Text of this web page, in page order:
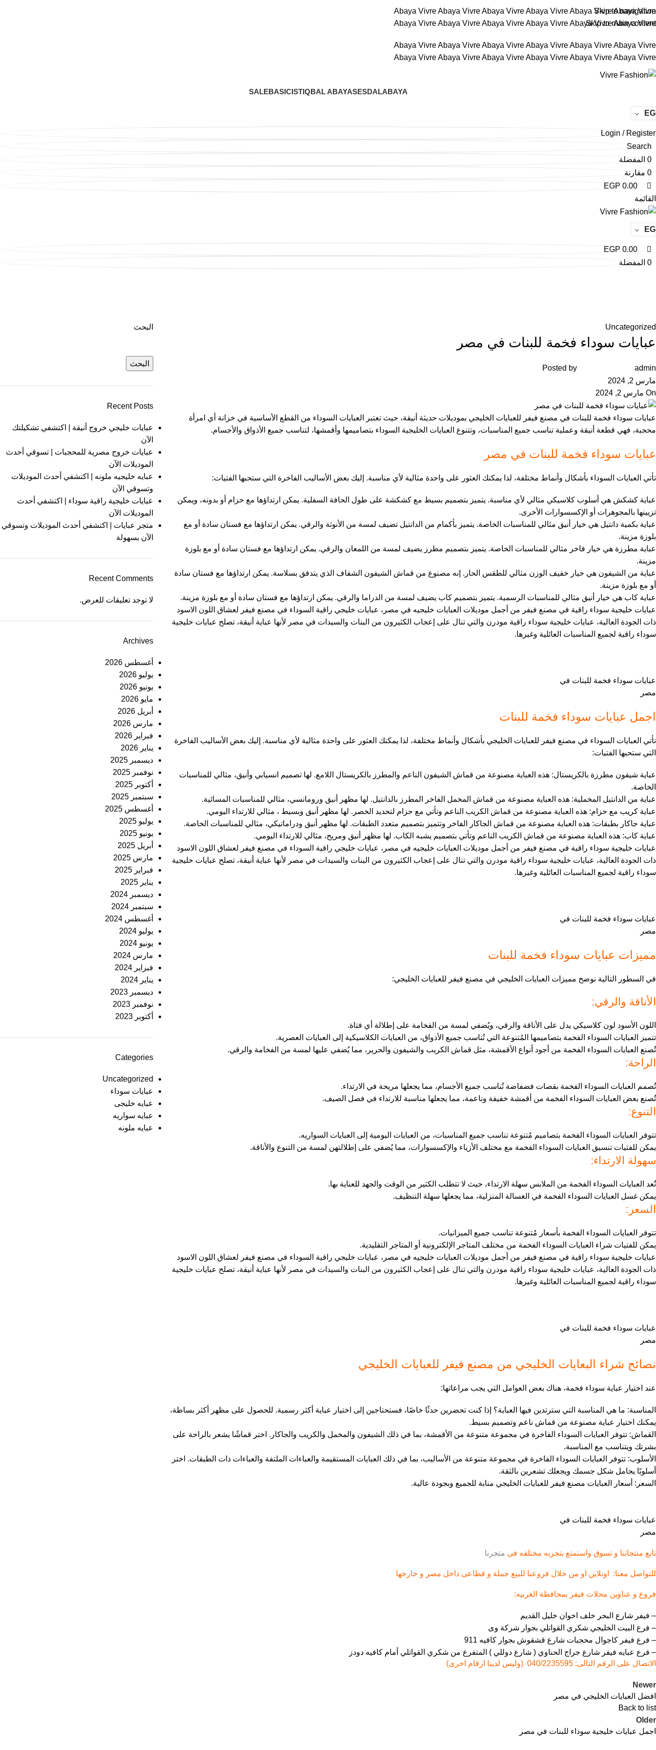
Skip to navigation
Skip to main content
Abaya VivreAbaya VivreAbaya VivreAbaya VivreAbaya VivreAbaya Vivre
Abaya VivreAbaya VivreAbaya VivreAbaya VivreAbaya VivreAbaya Vivre
Abaya VivreAbaya VivreAbaya VivreAbaya VivreAbaya VivreAbaya Vivre
Abaya VivreAbaya VivreAbaya VivreAbaya VivreAbaya VivreAbaya Vivre
ABAYA
ESDAL
ISTIQBAL ABAYAS
BASIC
SALE
Login / Register
Search
0 المفضلة
0 مقارنة
EGP 0.00
القائمة
EGP 0.00
0 المفضلة
Uncategorized
عبايات سوداء فخمة للبنات في مصر
Posted by
admin
مارس 2, 2024
On مارس 2, 2024
عبايات سوداء فخمة للبنات في مصنع فيفر للعبايات الخليجي بموديلات حديثة أنيقة، حيث تعتبر العبايات السوداء من القطع الأساسية في خزانة أي امرأة
محجبة، فهي قطعة أنيقة وعملية تناسب جميع المناسبات، وتتنوع العبايات الخليجية السوداء بتصاميمها وأقمشها، لتناسب جميع الأذواق والأجسام.
عبايات سوداء فخمة للبنات في مصر
تأتي العبايات السوداء بأشكال وأنماط مختلفة، لذا يمكنك العثور على واحدة مثالية لأي مناسبة. إليك بعض الأساليب الفاخرة التي ستحبها الفتيات:
عباية كشكش هي أسلوب كلاسيكي مثالي لأي مناسبة. يتميز بتصميم بسيط مع كشكشة على طول الحافة السفلية. يمكن ارتداؤها مع حزام أو بدونه، ويمكن
تزيينها بالمجوهرات أو الإكسسوارات الأخرى.
عباية بكمية دانتيل هي خيار أنيق مثالي للمناسبات الخاصة. يتميز بأكمام من الدانتيل تضيف لمسة من الأنوثة والرقي. يمكن ارتداؤها مع فستان سادة أو مع
بلوزة مزينة.
عباية مطرزة هي خيار فاخر مثالي للمناسبات الخاصة. يتميز بتصميم مطرز يضيف لمسة من اللمعان والرقي. يمكن ارتداؤها مع فستان سادة أو مع بلوزة
مزينة.
عباية من الشيفون هي خيار خفيف الوزن مثالي للطقس الحار. إنه مصنوع من قماش الشيفون الشفاف الذي يتدفق بسلاسة. يمكن ارتداؤها مع فستان سادة
أو مع بلوزة مزينة.
عباية كاب هي خيار أنيق مثالي للمناسبات الرسمية. يتميز بتصميم كاب يضيف لمسة من الدراما والرقي. يمكن ارتداؤها مع فستان سادة أو مع بلوزة مزينة.
عبايات خليجية سوداء راقية في مصنع فيفر من أجمل موديلات العبايات خليجيه في مصر، عبايات خليجي راقية السوداء في مصنع فيفر لعشاق اللون الاسود
ذات الجودة العالية، عبايات خليجية سوداء راقية مودرن والتي تنال على إعجاب الكثيرون من البنات والسيدات في مصر لأنها عباية أنيقة، تصلح عبايات خليجية
سوداء راقية لجميع المناسبات العائلية وغيرها.
عبايات سوداء فخمة للبنات في
مصر
اجمل عبايات سوداء فخمة للبنات
تأتي العبايات السوداء في مصنع فيفر للعبايات الخليجي بأشكال وأنماط مختلفة، لذا يمكنك العثور على واحدة مثالية لأي مناسبة. إليك بعض الأساليب الفاخرة
التي ستحبها الفتيات:
عباية شيفون مطرزة بالكريستال: هذه العباية مصنوعة من قماش الشيفون الناعم والمطرز بالكريستال اللامع. لها تصميم انسيابي وأنيق، مثالي للمناسبات
الخاصة.
عباية من الدانتيل المخملية: هذه العباية مصنوعة من قماش المخمل الفاخر المطرز بالدانتيل. لها مظهر أنيق ورومانسي، مثالي للمناسبات المسائية.
عباية كريب مع حزام: هذه العباية مصنوعة من قماش الكريب الناعم وتأتي مع حزام لتحديد الخصر. لها مظهر أنيق وبسيط ، مثالي للارتداء اليومي.
عباية جاكار بطبقات: هذه العباية مصنوعة من قماش الجاكار الفاخر وتتميز بتصميم متعدد الطبقات. لها مظهر أنيق ودراماتيكي، مثالي للمناسبات الخاصة.
عباية كاب: هذه العباية مصنوعة من قماش الكريب الناعم وتأتي بتصميم يشبه الكاب. لها مظهر أنيق ومريح، مثالي للارتداء اليومي.
عبايات خليجية سوداء راقية في مصنع فيفر من أجمل موديلات العبايات خليجيه في مصر، عبايات خليجي راقية السوداء في مصنع فيفر لعشاق اللون الاسود
ذات الجودة العالية، عبايات خليجية سوداء راقية مودرن والتي تنال على إعجاب الكثيرون من البنات والسيدات في مصر لأنها عباية أنيقة، تصلح عبايات خليجية
سوداء راقية لجميع المناسبات العائلية وغيرها.
عبايات سوداء فخمة للبنات في
مصر
مميزات عبايات سوداء فخمة للبنات
في السطور التالية نوضح مميزات العبايات الخليجي في مصنع فيفر للعبايات الخليجي:
الأناقة والرقي:
اللون الأسود لون كلاسيكي يدل على الأناقة والرقي، ويُضفي لمسة من الفخامة على إطلالة أي فتاة.
تتميز العبايات السوداء الفخمة بتصاميمها المُتنوعة التي تُناسب جميع الأذواق، من العبايات الكلاسيكية إلى العبايات العصرية.
تُصنع العبايات السوداء الفخمة من أجود أنواع الأقمشة، مثل قماش الكريب والشيفون والحرير، مما يُضفي عليها لمسة من الفخامة والرقي.
الراحة:
تُصمم العبايات السوداء الفخمة بقصات فضفاضة تُناسب جميع الأجسام، مما يجعلها مريحة في الارتداء.
تُصنع بعض العبايات السوداء الفخمة من أقمشة خفيفة وناعمة، مما يجعلها مناسبة للارتداء في فصل الصيف.
التنوع:
تتوفر العبايات السوداء الفخمة بتصاميم مُتنوعة تناسب جميع المناسبات، من العبايات اليومية إلى العبايات السواريه.
يمكن للفتيات تنسيق العبايات السوداء الفخمة مع مختلف الأزياء والإكسسوارات، مما يُضفي على إطلالتهن لمسة من التنوع والأناقة.
سهولة الارتداء:
تُعد العبايات السوداء الفخمة من الملابس سهلة الارتداء، حيث لا تتطلب الكثير من الوقت والجهد للعناية بها.
يمكن غسل العبايات السوداء الفخمة في الغسالة المنزلية، مما يجعلها سهلة التنظيف.
السعر:
تتوفر العبايات السوداء الفخمة بأسعار مُتنوعة تناسب جميع الميزانيات.
يمكن للفتيات شراء العبايات السوداء الفخمة من مختلف المتاجر الإلكترونية أو المتاجر التقليدية.
عبايات خليجية سوداء راقية في مصنع فيفر من أجمل موديلات العبايات خليجيه في مصر، عبايات خليجي راقية السوداء في مصنع فيفر لعشاق اللون الاسود
ذات الجودة العالية، عبايات خليجية سوداء راقية مودرن والتي تنال على إعجاب الكثيرون من البنات والسيدات في مصر لأنها عباية أنيقة، تصلح عبايات خليجية
سوداء راقية لجميع المناسبات العائلية وغيرها.
عبايات سوداء فخمة للبنات في
مصر
نصائح شراء البعايات الخليجي من مصنع فيفر للعبايات الخليجي
عند اختيار عباية سوداء فخمة، هناك بعض العوامل التي يجب مراعاتها:
المناسبة: ما هي المناسبة التي سترتدين فيها العباية؟ إذا كنت تحضرين حدثًا خاصًا، فستحتاجين إلى اختيار عباية أكثر رسمية. للحصول على مظهر أكثر بساطة،
يمكنك اختيار عباية مصنوعة من قماش ناعم وتصميم بسيط.
القماش: تتوفر العبايات السوداء الفاخرة في مجموعة متنوعة من الأقمشة، بما في ذلك الشيفون والمخمل والكريب والجاكار. اختر قماشًا يشعر بالراحة على
بشرتك ويتناسب مع المناسبة.
الأسلوب: تتوفر العبايات السوداء الفاخرة في مجموعة متنوعة من الأساليب، بما في ذلك العبايات المستقيمة والعباءات الملتفة والعباءات ذات الطبقات. اختر
أسلوبًا يجامل شكل جسمك ويجعلك تشعرين بالثقة.
السعر: أسعار العبايات مصنع فيفر للعبايات الخليجي منابة للجميع وبجودة عالية.
عبايات سوداء فخمة للبنات في
مصر
تابع منتجاتنا و تسوق واستمتع بتجربه مختلفه فى متجرنا
للتواصل معنا: اونلاين او من خلال فروعنا للبيع جملة و قطاعى داخل مصر و خارجها
فروع و عناوين محلات فيفر بمحافظة الغربيه:
– فيفر شارع البحر خلف اخوان خليل القديم
– فرع البيت الخليجي شكري القواتلي بجوار شركة وى
– فرع فيفر كاجوال محجبات شارع قشقوش بجوار كافيه 911
– فرع عبايه فيفر شارع جراج الحناوي ( شارع دوللي ) المتفرع من شكري القواتلي أمام كافيه دودز
الاتصال على الرقم التالى: 040/2235595 (وليس لدينا ارقام اخرى)
Newer
افضل العبايات الخليجي في مصر
Back to list
Older
اجمل عبايات خليجية سوداء للبنات في مصر
البحث
البحث
Recent Posts
عبايات خليجي خروج أنيقة | اكتشفي تشكيلتك
الآن
عبايات خروج مصرية للمحجبات | تسوقي أحدث
الموديلات الآن
عبايه خليجيه ملونه | اكتشفي أحدث الموديلات
وتسوقي الآن
عبايات خليجية راقية سوداء | اكتشفي أحدث
الموديلات الآن
متجر عبايات | اكتشفي أحدث الموديلات وتسوقي
الآن بسهولة
Recent Comments
لا توجد تعليقات للعرض.
Archives
أغسطس 2026
يوليو 2026
يونيو 2026
مايو 2026
أبريل 2026
مارس 2026
فبراير 2026
يناير 2026
ديسمبر 2025
نوفمبر 2025
أكتوبر 2025
سبتمبر 2025
أغسطس 2025
يوليو 2025
يونيو 2025
أبريل 2025
مارس 2025
فبراير 2025
يناير 2025
ديسمبر 2024
سبتمبر 2024
أغسطس 2024
يوليو 2024
يونيو 2024
مارس 2024
فبراير 2024
يناير 2024
ديسمبر 2023
نوفمبر 2023
أكتوبر 2023
Categories
Uncategorized
عبايات سوداء
عبايه خليجى
عبايه سواريه
عبايه ملونه